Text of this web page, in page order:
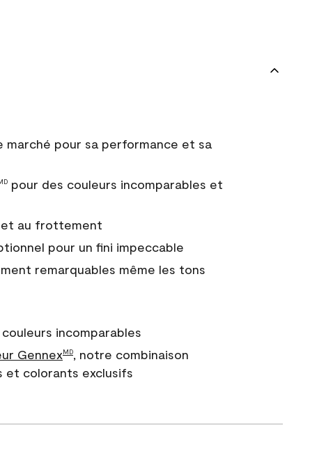
marché pour sa performance et sa
pour des couleurs incomparables et
et au frottement
pour un fini impeccable
remarquables même les tons
incomparables
GennexMD, notre combinaison
et colorants exclusifs